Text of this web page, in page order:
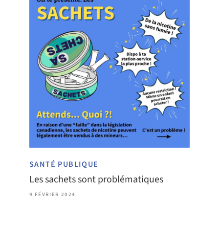
SANTÉ PUBLIQUE
Les sachets sont problématiques
9 FÉVRIER 2024